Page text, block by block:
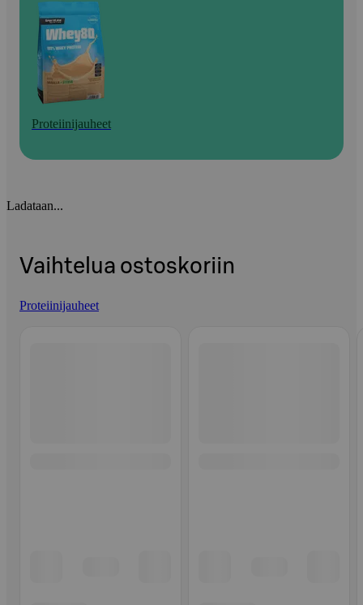
Proteiinijauheet
Ladataan...
Vaihtelua ostoskoriin
Proteiinijauheet